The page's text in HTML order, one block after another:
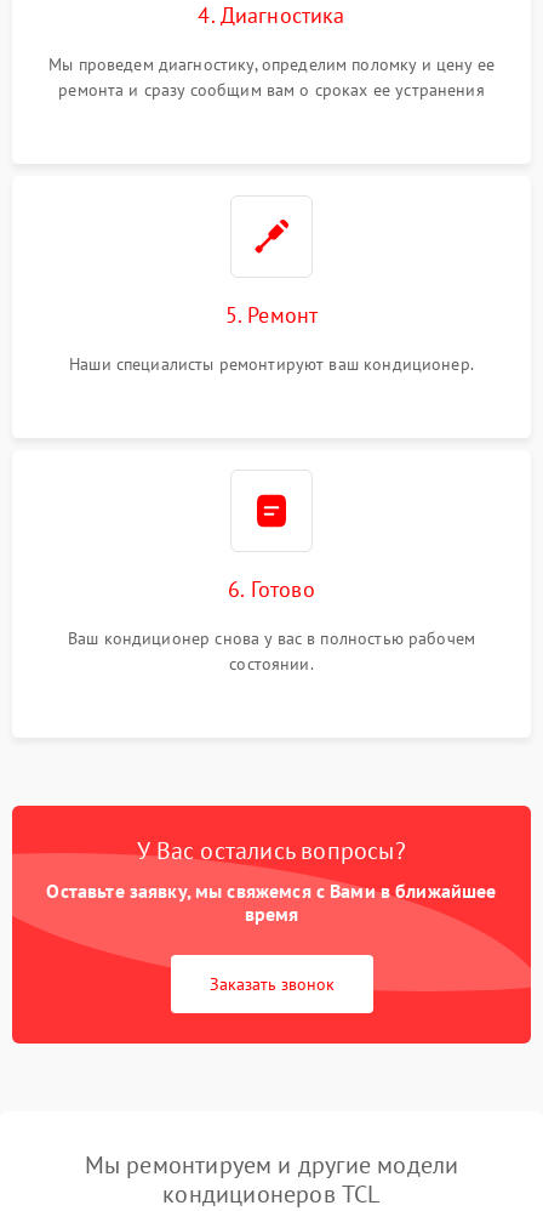
4. Диагностика
Мы проведем диагностику, определим поломку и цену ее
ремонта и сразу сообщим вам о сроках ее устранения
5. Ремонт
Наши специалисты ремонтируют ваш кондиционер.
6. Готово
Ваш кондиционер снова у вас в полностью рабочем
состоянии.
У Вас остались вопросы?
Оставьте заявку, мы свяжемся с Вами в ближайшее
время
Заказать звонок
Мы ремонтируем и другие модели
кондиционеров TCL